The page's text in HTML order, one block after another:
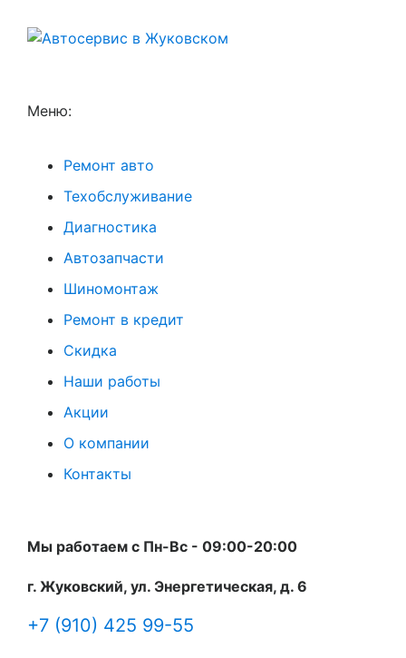
Меню:
Ремонт авто
Техобслуживание
Диагностика
Автозапчасти
Шиномонтаж
Ремонт в кредит
Скидка
Наши работы
Акции
О компании
Контакты
Мы работаем с Пн-Вc - 09:00-20:00
г. Жуковский, ул. Энергетическая, д. 6
+7 (910) 425 99-55